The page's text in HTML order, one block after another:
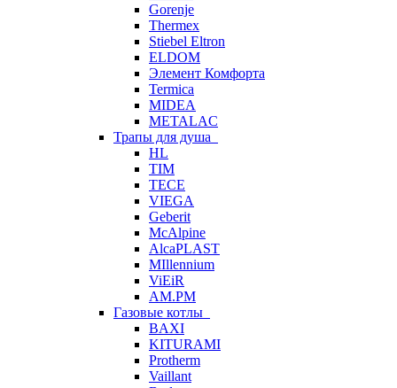
Gorenje
Thermex
Stiebel Eltron
ELDOM
Элемент Комфорта
Termica
MIDEA
METALAC
Трапы для душа
HL
TIM
TECE
VIEGA
Geberit
McAlpine
AlcaPLAST
MIllennium
ViEiR
AM.PM
Газовые котлы
BAXI
KITURAMI
Protherm
Vaillant